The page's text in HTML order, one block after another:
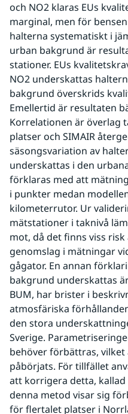
och NO2 klaras EUs
marginal, men för
halterna systematiskt i
urban bakgrund är
stationer. EUs
NO2 underskattas
bakgrund överskrids
Emellertid är resultaten
Korrelationen är överlag
platser och SIMAIR
säsongsvariation av
underskattas i den
förklaras med att
i punkter medan
kilometerrutor. Ur
mätstationer i taknivå
mot, då det finns viss
genomslag i mätningar
gågator. En annan
bakgrund underskattas
BUM, har brister i
atmosfäriska
den stora
Sverige.
behöver förbättras,
påbörjats. För tillfället
att korrigera detta,
denna metod visar sig
för flertalet platser i